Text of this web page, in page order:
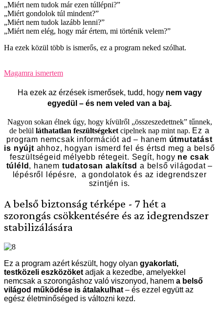
„Miért nem tudok már ezen túllépni?”
„Miért gondolok túl mindent?”
„Miért nem tudok lazább lenni?”
„Miért nem elég, hogy már értem, mi történik velem?”
Ha ezek közül több is ismerős, ez a program neked szólhat.
Magamra ismertem
Ha ezek az érzések ismerősek, tudd, hogy nem vagy
egyedül – és nem veled van a baj.
Nagyon sokan élnek úgy, hogy kívülről „összeszedettnek” tűnnek,
de belülláthatatlan feszültségeket cipelnek nap mint nap. Ez a
program nemcsak információt ad – hanem útmutatást
is nyújt ahhoz, hogyan ismerd fel és értsd meg a belső
feszültségeid mélyebb rétegeit. Segít, hogy ne csak
túléld , hanem tudatosan alakítsd a belső világodat –
lépésről lépésre, a gondolatok és az idegrendszer
szintjén is.
A belső biztonság térképe - 7 hét a
szorongás csökkentésére és az idegrendszer
stabilizálására
Ez a program azért készült, hogy olyan gyakorlati,
testközeli eszközöket adjak a kezedbe, amelyekkel
nemcsak a szorongáshoz való viszonyod, hanem a belső
világod működése is átalakulhat – és ezzel együtt az
egész életminőséged is változni kezd.